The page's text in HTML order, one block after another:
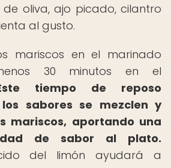
oliva, ajo picado, cilantro
al gusto.
mariscos en el marinado
30 minutos en el
tiempo de reposo
sabores se mezclen y
mariscos, aportando una
de sabor al plato.
del limón ayudará a